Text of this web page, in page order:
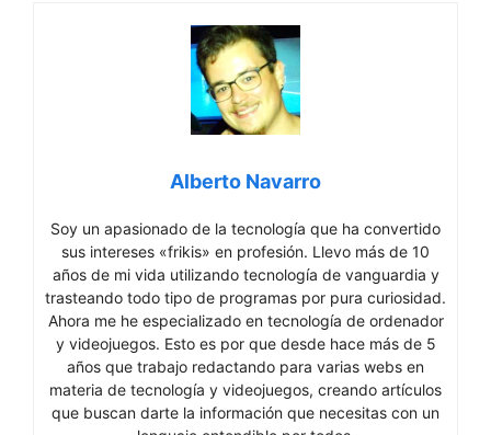
Alberto Navarro
Soy un apasionado de la tecnología que ha convertido
sus intereses «frikis» en profesión. Llevo más de 10
años de mi vida utilizando tecnología de vanguardia y
trasteando todo tipo de programas por pura curiosidad.
Ahora me he especializado en tecnología de ordenador
y videojuegos. Esto es por que desde hace más de 5
años que trabajo redactando para varias webs en
materia de tecnología y videojuegos, creando artículos
que buscan darte la información que necesitas con un